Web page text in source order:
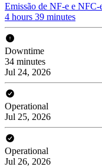
Emissão de NF-e e
4 hours 39 minutes
Downtime
34 minutes
Jul 24, 2026
Operational
Jul 25, 2026
Operational
Jul 26, 2026